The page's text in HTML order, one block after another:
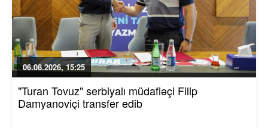
06.08.2026, 15:25
"Turan Tovuz" serbiyalı müdafiəçi Filip
Damyanoviçi transfer edib